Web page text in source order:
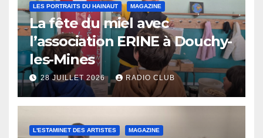
LES PORTRAITS DU HAINAUT MAGAZINE
La fête du miel avec
l’association ERINE à Douchy-
les-Mines
28 JUILLET 2026 RADIO CLUB
L'ESTAMINET DES ARTISTES MAGAZINE